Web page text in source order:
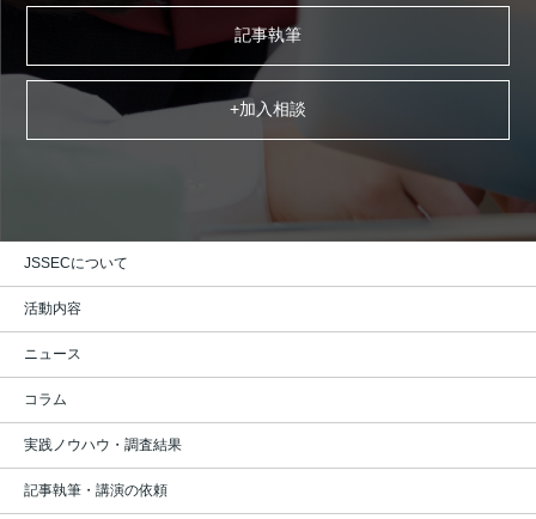
記事執筆
+加入相談
JSSECについて
活動内容
ニュース
コラム
実践ノウハウ・調査結果
記事執筆・講演の依頼